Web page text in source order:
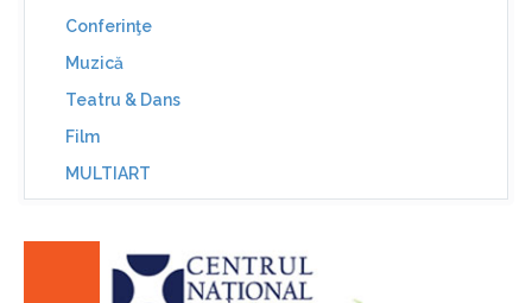
Conferinţe
Muzică
Teatru & Dans
Film
MULTIART